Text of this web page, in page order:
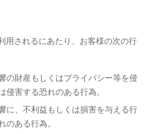
用されるにあたり、お客様の次の行
の財産もしくはプライバシー等を侵
侵害する恐れのある行為。
に、不利益もしくは損害を与える行
のある行為。